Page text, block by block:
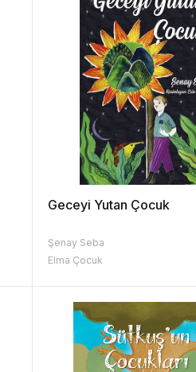
Geceyi Yutan Çocuk
Şenay Seba
Elma Çocuk